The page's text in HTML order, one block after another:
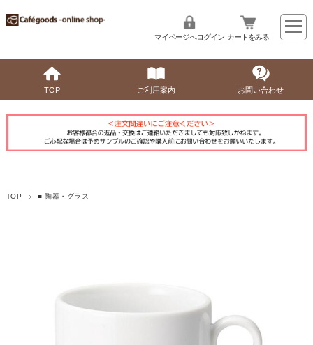
マイページへログイン カートをみる
TOP ご利用案内 お問い合わせ
TOP ■ 陶器・グラス